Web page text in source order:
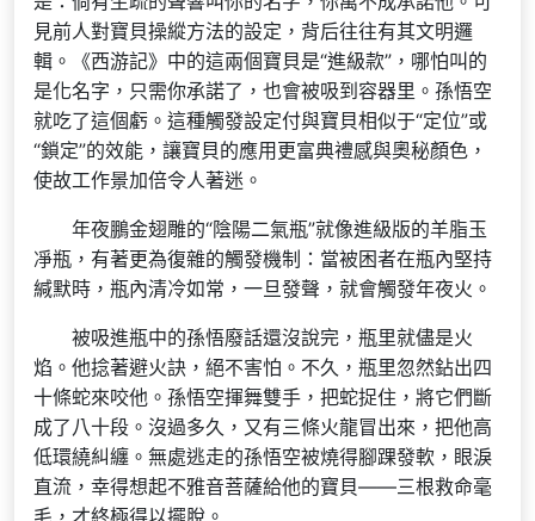
見前人對寶貝操縱方法的設定，背后往往有其文明邏
輯。《西游記》中的這兩個寶貝是“進級款”，哪怕叫的
是化名字，只需你承諾了，也會被吸到容器里。孫悟空
就吃了這個虧。這種觸發設定付與寶貝相似于“定位”或
“鎖定”的效能，讓寶貝的應用更富典禮感與奧秘顏色，
使故工作景加倍令人著迷。
年夜鵬金翅雕的“陰陽二氣瓶”就像進級版的羊脂玉
凈瓶，有著更為復雜的觸發機制：當被困者在瓶內堅持
緘默時，瓶內清冷如常，一旦發聲，就會觸發年夜火。
被吸進瓶中的孫悟廢話還沒說完，瓶里就儘是火
焰。他捻著避火訣，絕不害怕。不久，瓶里忽然鉆出四
十條蛇來咬他。孫悟空揮舞雙手，把蛇捉住，將它們斷
成了八十段。沒過多久，又有三條火龍冒出來，把他高
低環繞糾纏。無處逃走的孫悟空被燒得腳踝發軟，眼淚
直流，幸得想起不雅音菩薩給他的寶貝——三根救命毫
毛，才終極得以擺脫。